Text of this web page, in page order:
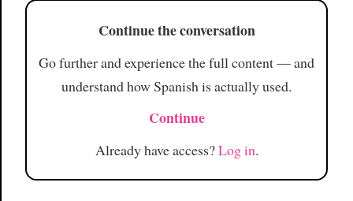
Continue the conversation
Go further and experience the full content — and
understand how Spanish is actually used.
Continue
Already have access?Log in.